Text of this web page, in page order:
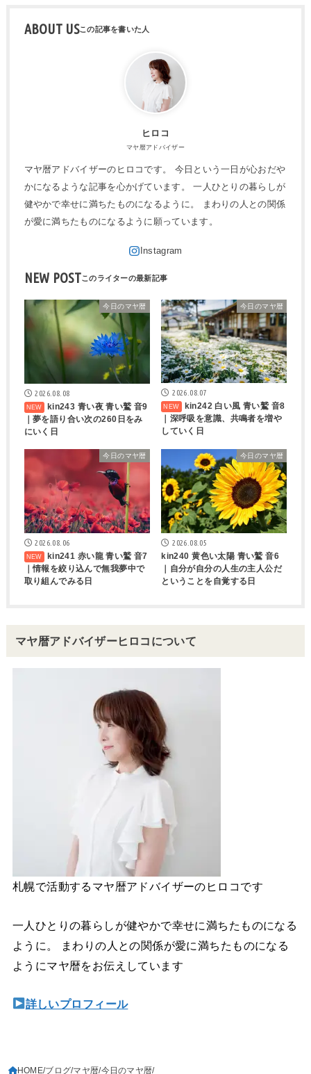
ABOUT US
ヒロコ
マヤ暦アドバイザー
マヤ暦アドバイザーのヒロコです。 今日という一日が心おだや
かになるような記事を心かげています。 一人ひとりの暮らしが
健やかで幸せに満ちたものになるように。 まわりの人との関係
が愛に満ちたものになるように願っています。
NEW POST
今日のマヤ暦
2026.08.08
kin243 青い夜 青い鷲 音9
｜夢を語り合い次の260日をみ
にいく日
今日のマヤ暦
2026.08.07
kin242 白い風 青い鷲 音8
｜深呼吸を意識、共鳴者を増や
していく日
今日のマヤ暦
2026.08.06
kin241 赤い龍 青い鷲 音7
｜情報を絞り込んで無我夢中で
取り組んでみる日
今日のマヤ暦
2026.08.05
kin240 黄色い太陽 青い鷲 音6
｜自分が自分の人生の主人公だ
ということを自覚する日
マヤ暦アドバイザーヒロコについて
札幌で活動するマヤ暦アドバイザーのヒロコです
一人ひとりの暮らしが健やかで幸せに満ちたものになる
ように。 まわりの人との関係が愛に満ちたものになる
ようにマヤ暦をお伝えしています
詳しいプロフィール
HOME ブログ マヤ暦 今日のマヤ暦